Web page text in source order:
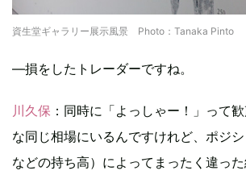
資生堂ギャラリー展示風景 Photo：Tanaka Pinto
―損をしたトレーダーですね。
川久保 ：同時に「よっしゃー！」って
な同じ相場にいるんですけれど、ポジ
などの持ち高）によってまったく違っ